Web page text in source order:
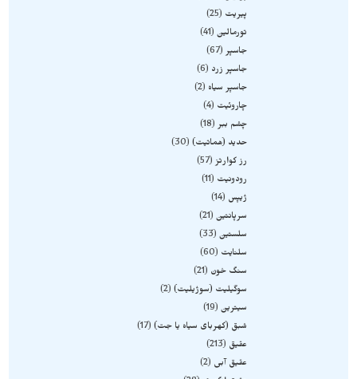
پیریت
25
تورمالین 41
جاسپر 67
جاسپر زرد
6
جاسپر سیاه
2
چاروئیت
4
چشم ببر 18
حدید (هماتیت) 30
رز کوارتز 57
رودونیت
11
ژیپس
14
سرپانتین 21
سلستین 33
سلنایت
60
سنگ خون
21
سوگیلیت (سوژیلیت) 2
سیترین 19
شبق (کهربای سیاه یا جت) 17
عقیق
213
عقیق آبی
2